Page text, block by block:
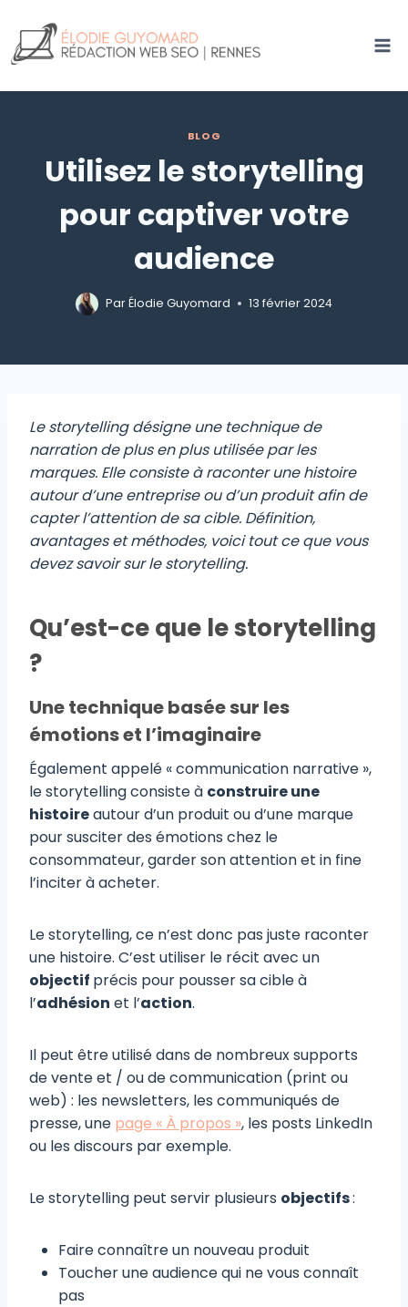
contenu
BLOG
Utilisez le storytelling
pour captiver votre
audience
ParÉlodie Guyomard 13 février 2024
Le storytelling désigne une technique de
narration de plus en plus utilisée par les
marques. Elle consiste à raconter une histoire
autour d’une entreprise ou d’un produit afin de
capter l’attention de sa cible. Définition,
avantages et méthodes, voici tout ce que vous
devez savoir sur le storytelling.
Qu’est-ce que le storytelling
?
Une technique basée sur les
émotions et l’imaginaire
Également appelé « communication narrative »,
le storytelling consiste à construire une
histoireautour d’un produit ou d’une marque
pour susciter des émotions chez le
consommateur, garder son attention et in fine
l’inciter à acheter.
Le storytelling, ce n’est donc pas juste raconter
une histoire. C’est utiliser le récit avec un
objectif précis pour pousser sa cible à
l’adhésion et l’action.
Il peut être utilisé dans de nombreux supports
de vente et / ou de communication (print ou
web) : les newsletters, les communiqués de
presse, une page « À propos », les posts LinkedIn
ou les discours par exemple.
Le storytelling peut servir plusieurs objectifs:
Faire connaître un nouveau produit
Toucher une audience qui ne vous connaît
pas